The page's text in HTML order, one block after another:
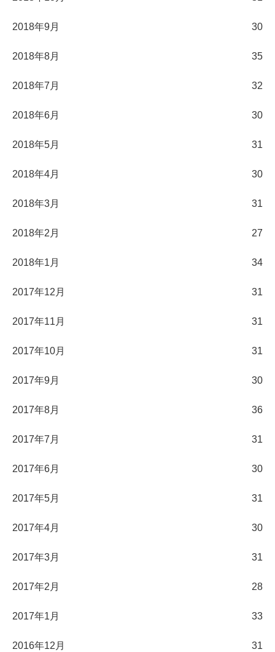
2018年9月 30
2018年8月 35
2018年7月 32
2018年6月 30
2018年5月 31
2018年4月 30
2018年3月 31
2018年2月 27
2018年1月 34
2017年12月 31
2017年11月 31
2017年10月 31
2017年9月 30
2017年8月 36
2017年7月 31
2017年6月 30
2017年5月 31
2017年4月 30
2017年3月 31
2017年2月 28
2017年1月 33
2016年12月 31